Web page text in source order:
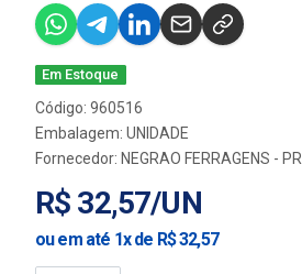
Em Estoque
Código: 960516
Embalagem: UNIDADE
Fornecedor: NEGRAO FERRAGENS - PR
R$ 32,57/UN
ou em até 1x de R$ 32,57